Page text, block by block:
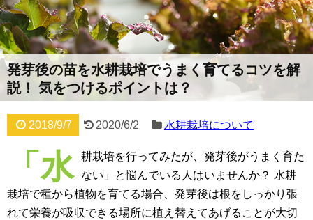
発芽後の苗を水耕栽培でうまく育てるコツを解
説！ 気をつけるポイントは？
2018/9/7 2020/6/2 水耕栽培について
「水 耕栽培を行ってみたが、発芽後がうまく育た
ない」と悩んでいる人はいませんか？ 水耕
栽培で種から植物を育てる場合、発芽後は根をしっかり張
れて栄養が吸収できる場所に植え替えてあげることが大切